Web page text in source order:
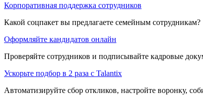
Корпоративная поддержка сотрудников
Какой соцпакет вы предлагаете семейным сотрудникам?
Оформляйте кандидатов онлайн
Проверяйте сотрудников и подписывайте кадровые
Ускорьте подбор в 2 раза с Talantix
Автоматизируйте сбор откликов, настройте воронку,